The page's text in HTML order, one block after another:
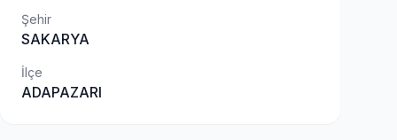
Şehir
SAKARYA
İlçe
ADAPAZARI